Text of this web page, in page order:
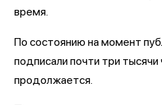
время.
По состоянию на момент
подписали почти три
продолжается.